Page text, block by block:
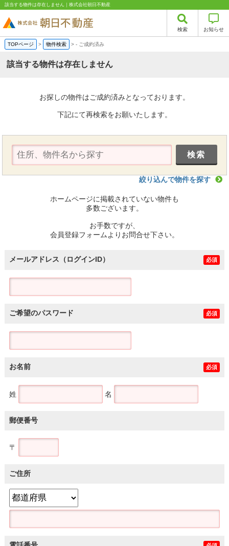
該当する物件は存在しません｜株式会社朝日不動産
検索 お知らせ
TOPページ > 物件検索 >- ご成約済み
該当する物件は存在しません
お探しの物件はご成約済みとなっております。
下記にて再検索をお願いたします。
絞り込んで物件を探す
ホームページに掲載されていない物件も
多数ございます。
お手数ですが、
会員登録フォームよりお問合せ下さい。
メールアドレス（ログインID） 必須
ご希望のパスワード 必須
お名前 必須
姓 名
郵便番号
〒
ご住所